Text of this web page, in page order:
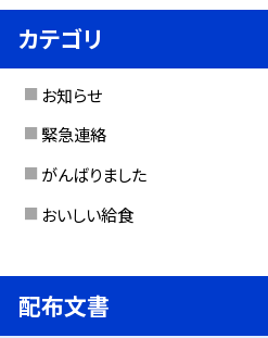
カテゴリ
お知らせ
緊急連絡
がんばりました
おいしい給食
配布文書